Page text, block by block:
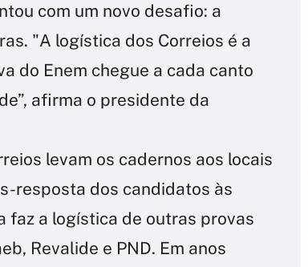
com um novo desafio: a
"A logística dos Correios é a
do Enem chegue a cada canto
afirma o presidente da
levam os cadernos aos locais
resposta dos candidatos às
faz a logística de outras provas
Revalide e PND. Em anos